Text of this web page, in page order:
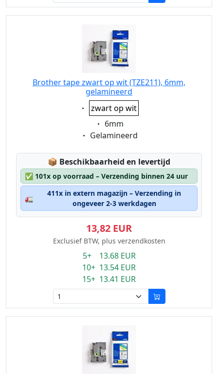
Brother tape zwart op wit (TZE211), 6mm,
gelamineerd
Eigenschaft:
zwart op wit
Eigenschaft:
6mm
Eigenschaft:
Gelamineerd
📦 Lagerstatus:
Beschikbaarheid en levertijd
✅ 101x op voorraad – Verzending binnen 24 uur
🚛
411x in extern magazijn – Verzending in
ongeveer 2-3 werkdagen
13,82 EUR
Exclusief BTW, plus verzendkosten
5+ 13.68 EUR
10+ 13.54 EUR
15+ 13.41 EUR